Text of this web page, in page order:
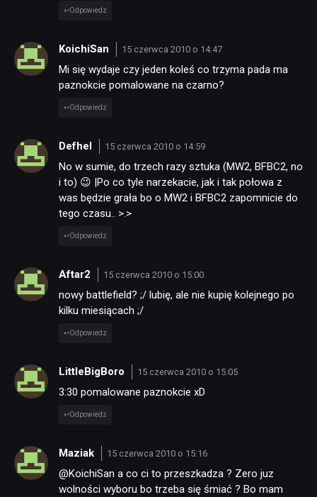
Odpowiedz
KoichiSan 15 czerwca 2010 o 14:47
Mi się wydaje czy jeden koleś co trzyma pada ma
paznokcie pomalowane na czarno?
Odpowiedz
Defhel 15 czerwca 2010 o 14:59
No w sumie, do trzech razy sztuka (MW2, BFBC2, no
i to) 😉 |Po co tyle narzekacie, jak i tak połowa z
was będzie grała bo o MW2 i BFBC2 zapomnicie do
tego czasu.. >.>
Odpowiedz
Aftar2 15 czerwca 2010 o 15:00
nowy battlefield? ;/ lubię, ale nie kupię kolejnego po
kilku miesiącach ;/
Odpowiedz
LittleBigBoro 15 czerwca 2010 o 15:05
3:30 pomalowane paznokcie xD
Odpowiedz
Maziak 15 czerwca 2010 o 15:16
@KoichiSan a co ci to przeszkadza ? Zero juz
wolności wyboru bo trzeba się śmiać ? Bo mam